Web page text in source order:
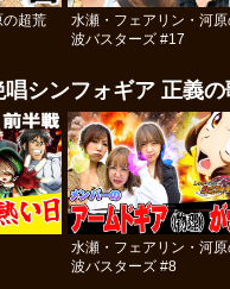
の超荒
水瀬・フェアリン・河
波バスターズ #17
シンフォギア 正義の
水瀬・フェアリン・河
波バスターズ #8